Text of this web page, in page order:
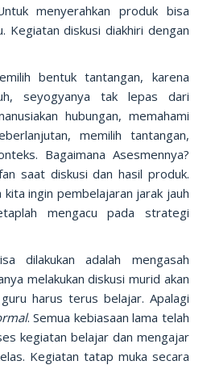
menyerahkan produk bisa
Kegiatan diskusi diakhiri dengan
bentuk tantangan, karena
seyogyanya tak lepas dari
hubungan, memahami
memilih tantangan,
Bagaimana Asesmennya?
saat diskusi dan hasil produk.
ingin pembelajaran jarak jauh
mengacu pada strategi
dilakukan adalah mengasah
melakukan diskusi murid akan
harus terus belajar. Apalagi
. Semua kebiasaan lama telah
kegiatan belajar dan mengajar
Kegiatan tatap muka secara